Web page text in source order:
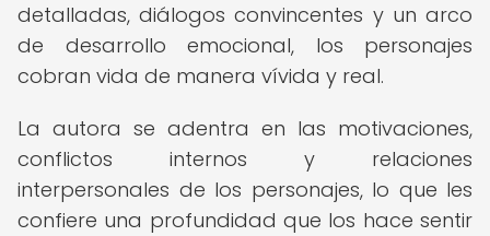
detalladas, diálogos convincentes y un arco
de desarrollo emocional, los personajes
cobran vida de manera vívida y real.
La autora se adentra en las motivaciones,
conflictos internos y relaciones
interpersonales de los personajes, lo que les
confiere una profundidad que los hace sentir